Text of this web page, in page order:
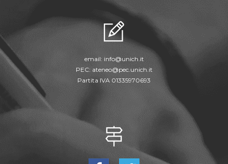
email: info@unich.it
PEC: ateneo@pec.unich.it
Partita IVA 01335970693